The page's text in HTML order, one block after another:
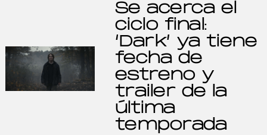
Se acerca el
ciclo final:
‘Dark’ ya tiene
fecha de
estreno y
trailer de la
última
temporada